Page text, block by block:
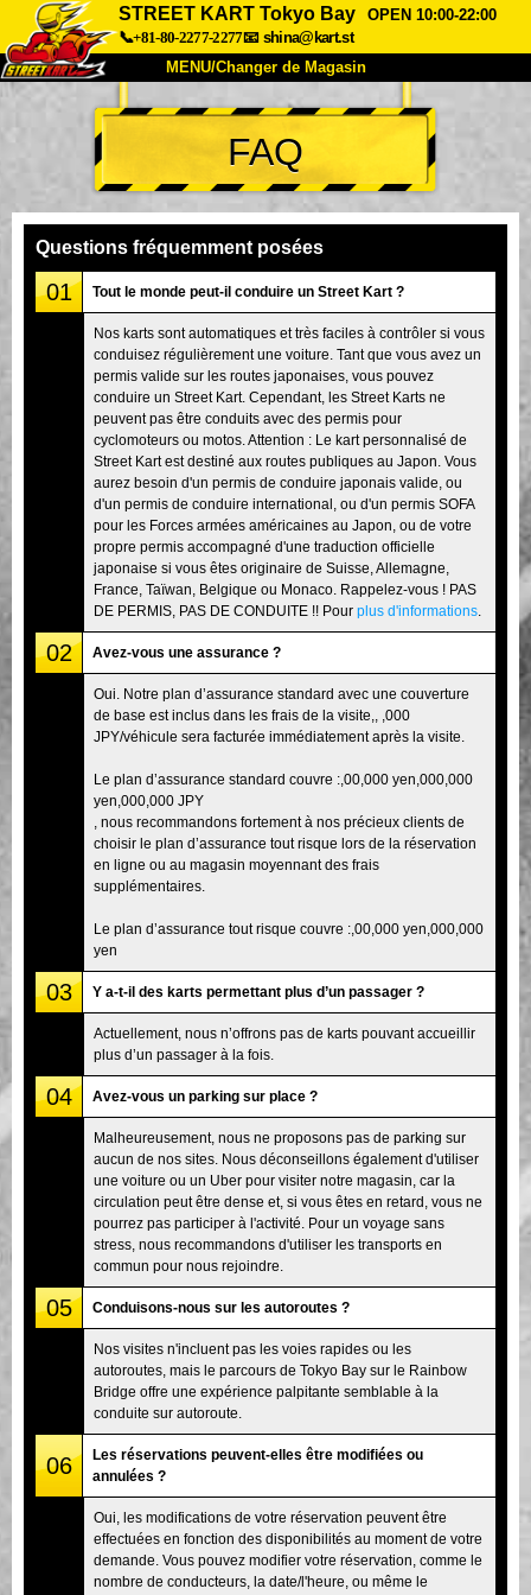
STREET KART Tokyo Bay
OPEN 10:00-22:00
📞+81-80-2277-2277📧 shina@kart.st
MENU/Changer de Magasin
ACCUEIL
À Propos Caractéristiques Tarifs
Entreprise Réservation
Tokyo Shinagawa Tokyo Akihabara#1
Tokyo Akihabara#2 Tokyo Shibuya
Tokyo Shibuya Annexe Baie de Tokyo
Tokyo Asakusa Osaka
Okinawa
FAQ
Questions fréquemment posées
01 Tout le monde peut-il conduire un Street Kart ?
Nos karts sont automatiques et très faciles à contrôler si vous
conduisez régulièrement une voiture. Tant que vous avez un
permis valide sur les routes japonaises, vous pouvez
conduire un Street Kart. Cependant, les Street Karts ne
peuvent pas être conduits avec des permis pour
cyclomoteurs ou motos. Attention : Le kart personnalisé de
Street Kart est destiné aux routes publiques au Japon. Vous
aurez besoin d'un permis de conduire japonais valide, ou
d'un permis de conduire international, ou d'un permis SOFA
pour les Forces armées américaines au Japon, ou de votre
propre permis accompagné d'une traduction officielle
japonaise si vous êtes originaire de Suisse, Allemagne,
France, Taïwan, Belgique ou Monaco. Rappelez-vous ! PAS
DE PERMIS, PAS DE CONDUITE !! Pour plus d'informations
02 Avez-vous une assurance ?
Oui. Notre plan d’assurance standard avec une couverture
de base est inclus dans les frais de la visite,, ,000
JPY/véhicule sera facturée immédiatement après la visite.
Le plan d’assurance standard couvre :,00,000 yen,000,000
yen,000,000 JPY
, nous recommandons fortement à nos précieux clients de
choisir le plan d’assurance tout risque lors de la réservation
en ligne ou au magasin moyennant des frais
supplémentaires.
Le plan d’assurance tout risque couvre :,00,000 yen,000,000
yen
03 Y a-t-il des karts permettant plus d’un passager ?
Actuellement, nous n’offrons pas de karts pouvant accueillir
plus d’un passager à la fois.
04 Avez-vous un parking sur place ?
Malheureusement, nous ne proposons pas de parking sur
aucun de nos sites. Nous déconseillons également d'utiliser
une voiture ou un Uber pour visiter notre magasin, car la
circulation peut être dense et, si vous êtes en retard, vous ne
pourrez pas participer à l'activité. Pour un voyage sans
stress, nous recommandons d'utiliser les transports en
commun pour nous rejoindre.
05 Conduisons-nous sur les autoroutes ?
Nos visites n'incluent pas les voies rapides ou les
autoroutes, mais le parcours de Tokyo Bay sur le Rainbow
Bridge offre une expérience palpitante semblable à la
conduite sur autoroute.
06
Les réservations peuvent-elles être modifiées ou
annulées ?
Oui, les modifications de votre réservation peuvent être
effectuées en fonction des disponibilités au moment de votre
demande. Vous pouvez modifier votre réservation, comme le
nombre de conducteurs, la date/l'heure, ou même le